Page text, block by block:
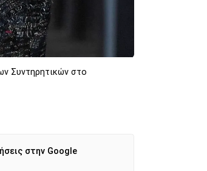
Συντηρητικών στο
στην Google